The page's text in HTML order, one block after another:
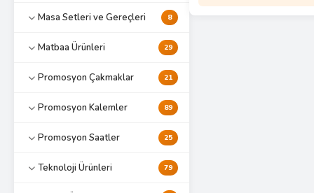
Masa Setleri ve Gereçleri 8
Matbaa Ürünleri 29
Promosyon Çakmaklar 21
Promosyon Kalemler 89
Promosyon Saatler 25
Teknoloji Ürünleri 79